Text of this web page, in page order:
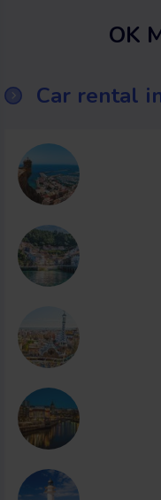
OK
Car rental